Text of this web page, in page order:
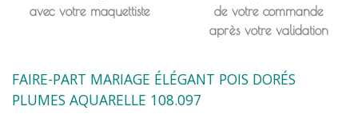
avec votre maquettiste
de votre commande
après votre validation
FAIRE-PART MARIAGE ÉLÉGANT POIS DORÉS
PLUMES AQUARELLE 108.097